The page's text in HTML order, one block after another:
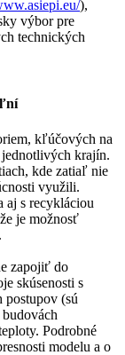
),
výbor pre
technických
kľúčových na
krajín.
kde zatiaľ nie
využili.
aj s recykláciou
je možnosť
zapojiť do
skúsenosti s
postupov (sú
Podrobné
modelu a o